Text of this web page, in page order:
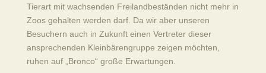
Tierart mit wachsenden Freilandbeständen nicht mehr in
Zoos gehalten werden darf. Da wir aber unseren
Besuchern auch in Zukunft einen Vertreter dieser
ansprechenden Kleinbärengruppe zeigen möchten,
ruhen auf „Bronco“ große Erwartungen.